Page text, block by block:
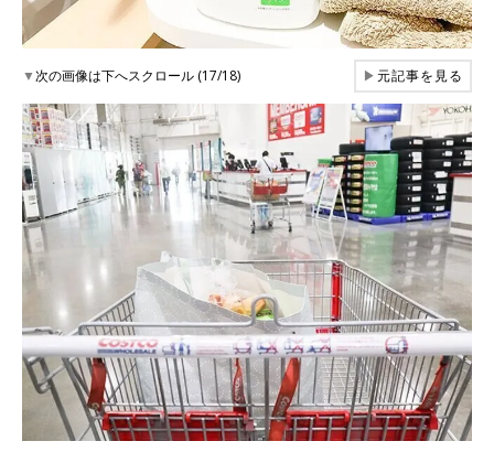
▼次の画像は下へスクロール (17/18) ▶元記事を見る